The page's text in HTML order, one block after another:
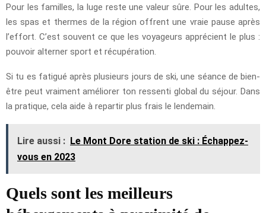
Pour les familles, la luge reste une valeur sûre. Pour les adultes,
les spas et thermes de la région offrent une vraie pause après
l’effort. C’est souvent ce que les voyageurs apprécient le plus :
pouvoir alterner sport et récupération.
Si tu es fatigué après plusieurs jours de ski, une séance de bien-
être peut vraiment améliorer ton ressenti global du séjour. Dans
la pratique, cela aide à repartir plus frais le lendemain.
Lire aussi : Le Mont Dore station de ski : Échappez-
vous en 2023
Quels sont les meilleurs